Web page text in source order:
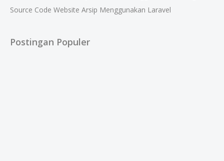
Source Code Website Arsip Menggunakan Laravel
Postingan Populer